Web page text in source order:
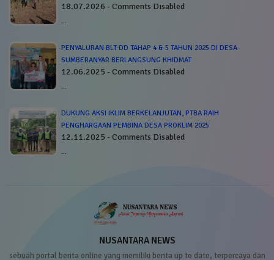
18.07.2026 - Comments Disabled
…
PENYALURAN BLT-DD TAHAP 4 & 5 TAHUN 2025 DI DESA
SUMBERANYAR BERLANGSUNG KHIDMAT
12.06.2025 - Comments Disabled
…
DUKUNG AKSI IKLIM BERKELANJUTAN, PTBA RAIH
PENGHARGAAN PEMBINA DESA PROKLIM 2025
12.11.2025 - Comments Disabled
…
NUSANTARA NEWS
sebuah portal berita online yang memiliki berita up to date, terpercaya dan